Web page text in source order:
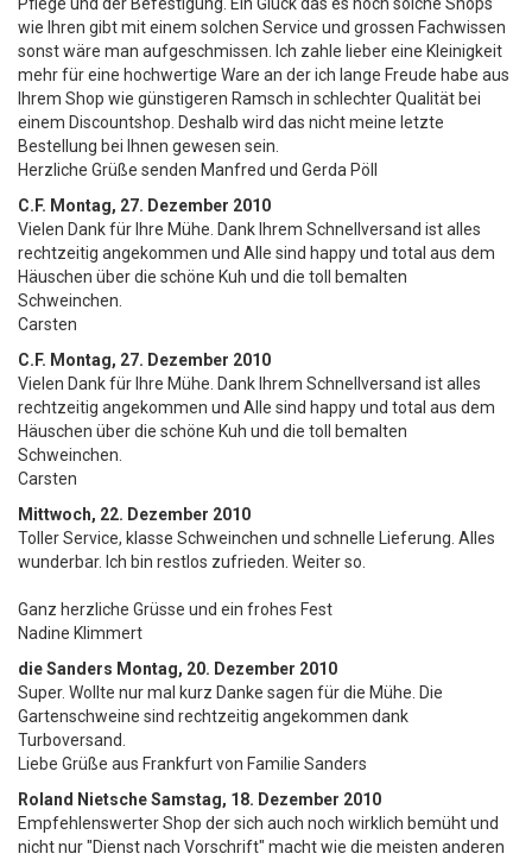
wie Ihren gibt mit einem solchen Service und grossen Fachwissen
sonst wäre man aufgeschmissen. Ich zahle lieber eine Kleinigkeit
mehr für eine hochwertige Ware an der ich lange Freude habe aus
Ihrem Shop wie günstigeren Ramsch in schlechter Qualität bei
einem Discountshop. Deshalb wird das nicht meine letzte
Bestellung bei Ihnen gewesen sein.
Herzliche Grüße senden Manfred und Gerda Pöll
C.F. Montag, 27. Dezember 2010
Vielen Dank für Ihre Mühe. Dank Ihrem Schnellversand ist alles
rechtzeitig angekommen und Alle sind happy und total aus dem
Häuschen über die schöne Kuh und die toll bemalten
Schweinchen.
Carsten
C.F. Montag, 27. Dezember 2010
Vielen Dank für Ihre Mühe. Dank Ihrem Schnellversand ist alles
rechtzeitig angekommen und Alle sind happy und total aus dem
Häuschen über die schöne Kuh und die toll bemalten
Schweinchen.
Carsten
Mittwoch, 22. Dezember 2010
Toller Service, klasse Schweinchen und schnelle Lieferung. Alles
wunderbar. Ich bin restlos zufrieden. Weiter so.
Ganz herzliche Grüsse und ein frohes Fest
Nadine Klimmert
die Sanders Montag, 20. Dezember 2010
Super. Wollte nur mal kurz Danke sagen für die Mühe. Die
Gartenschweine sind rechtzeitig angekommen dank
Turboversand.
Liebe Grüße aus Frankfurt von Familie Sanders
Roland NietscheSamstag, 18. Dezember 2010
Empfehlenswerter Shop der sich auch noch wirklich bemüht und
nicht nur "Dienst nach Vorschrift" macht wie die meisten anderen